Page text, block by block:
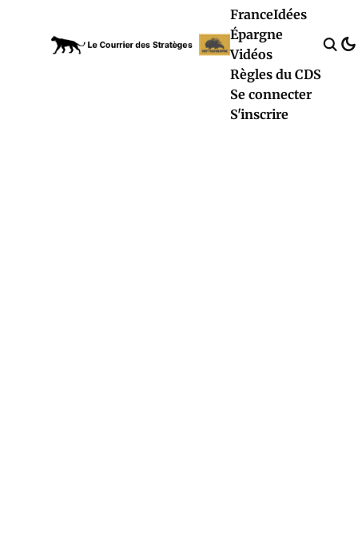
FranceIdées
Épargne
Vidéos
Règles du CDS
Se connecter
S'inscrire